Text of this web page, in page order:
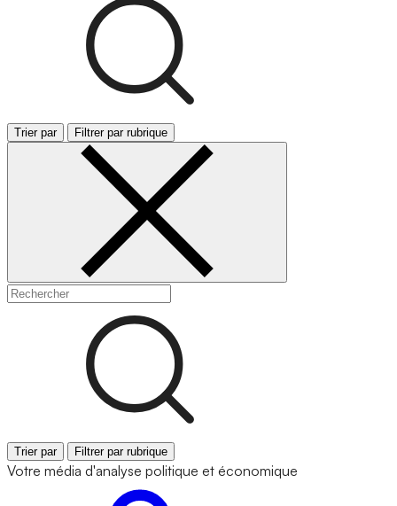
Trier par Filtrer par rubrique
Trier par Filtrer par rubrique
Votre média d'analyse politique et économique